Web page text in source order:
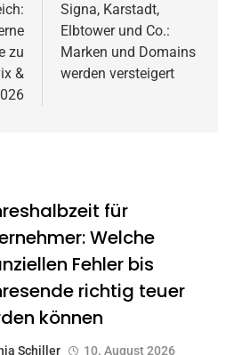
zu
&
Signa, Karstadt,
Elbtower und Co.:
Marken und Domains
werden versteigert
für
Welche
Fehler bis
richtig teuer
können
Schiller 10. August 2026